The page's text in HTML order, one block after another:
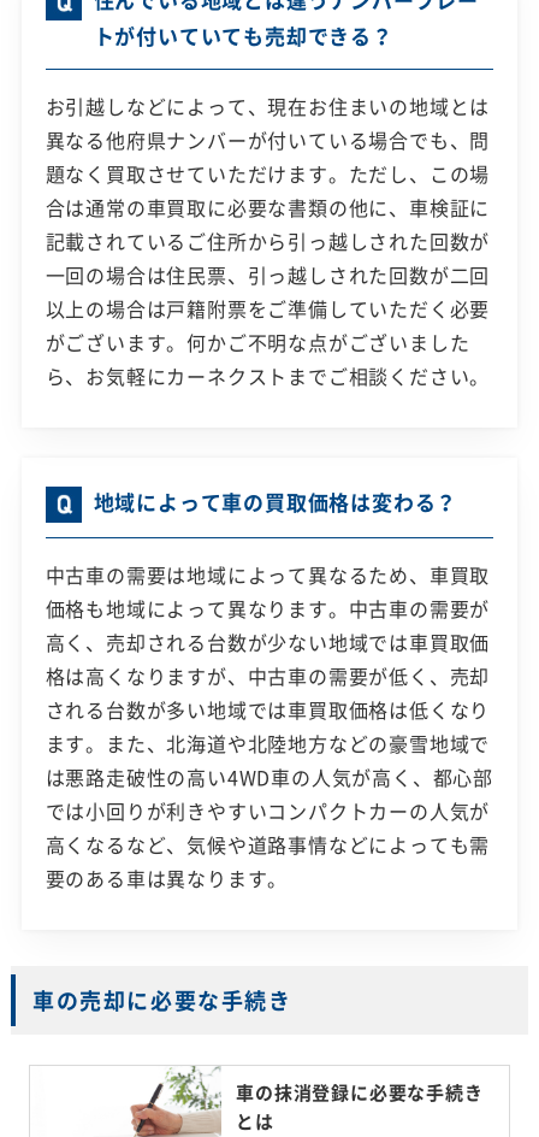
トが付いていても売却できる？
お引越しなどによって、現在お住まいの地域とは
異なる他府県ナンバーが付いている場合でも、問
題なく買取させていただけます。ただし、この場
合は通常の車買取に必要な書類の他に、車検証に
記載されているご住所から引っ越しされた回数が
一回の場合は住民票、引っ越しされた回数が二回
以上の場合は戸籍附票をご準備していただく必要
がございます。何かご不明な点がございました
ら、お気軽にカーネクストまでご相談ください。
地域によって車の買取価格は変わる？
中古車の需要は地域によって異なるため、車買取
価格も地域によって異なります。中古車の需要が
高く、売却される台数が少ない地域では車買取価
格は高くなりますが、中古車の需要が低く、売却
される台数が多い地域では車買取価格は低くなり
ます。また、北海道や北陸地方などの豪雪地域で
は悪路走破性の高い4WD車の人気が高く、都心部
では小回りが利きやすいコンパクトカーの人気が
高くなるなど、気候や道路事情などによっても需
要のある車は異なります。
車の売却に必要な手続き
車の抹消登録に必要な手続き
とは